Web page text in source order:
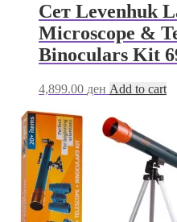
Сет Levenhuk
Microscope &
Binoculars Kit
4,899.00 ден Add to cart